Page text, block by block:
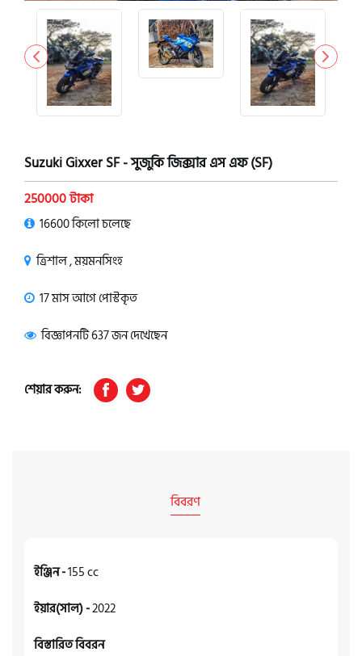
Suzuki Gixxer SF - সুজুকি জিক্সার এস এফ (SF)
250000 টাকা
16600 কিলো চলেছে
ত্রিশাল , ময়মনসিংহ
17 মাস আগে পোস্টকৃত
বিজ্ঞাপনটি 637 জন দেখেছেন
শেয়ার করুন:
বিবরণ
ইঞ্জিন -155 cc
ইয়ার(সাল) -2022
বিস্তারিত বিবরন